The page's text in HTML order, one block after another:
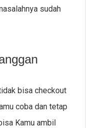
sudah
bisa checkout
coba dan tetap
Kamu ambil